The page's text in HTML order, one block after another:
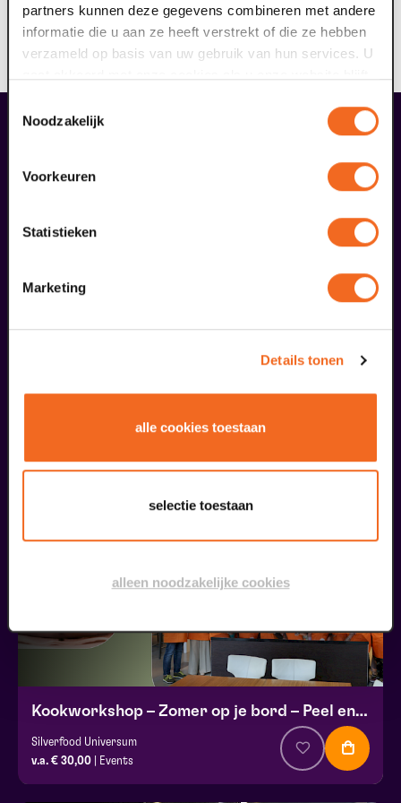
partners kunnen deze gegevens combineren met andere
informatie die u aan ze heeft verstrekt of die ze hebben
verzameld op basis van uw gebruik van hun services. U
Noodzakelijk
Voorkeuren
Statistieken
Marketing
Details tonen
alle cookies toestaan
selectie toestaan
alleen noodzakelijke cookies
aanvragen, lees je
hier. Scholen kunnen ook een
wordt bekostigd.
liefhebbers bestelden ook...
met blindentolk
16
| Muziektheater
augustus
Kookworkshop – Zomer op je bord – Peel en Maas
Silverfood Universum
v.a. € 30,00 | Events